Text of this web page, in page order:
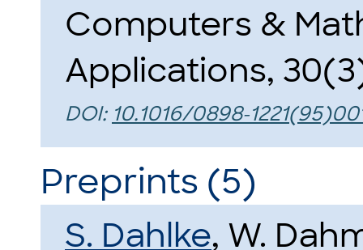
Computers &
Applications,
DOI: 10.1016/0898-
Preprints (5)
S. Dahlke, W.